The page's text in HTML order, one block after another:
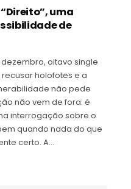
uma
de
oitavo single
holofotes e a
não pede
não vem de fora: é
interrogação sobre o
quando nada do que
certo. A…